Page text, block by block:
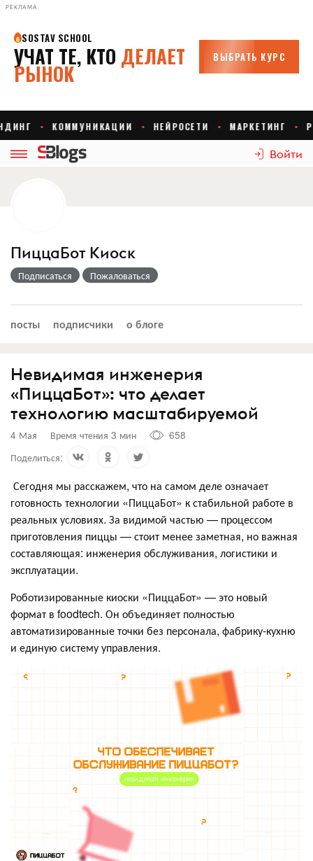
РЕКЛАМА
Войти
ПиццаБот Киоск
Подписаться Пожаловаться
посты подписчики о блоге
Невидимая инженерия
«ПиццаБот»: что делает
технологию масштабируемой
4 Мая Время чтения 3 мин
658
Поделиться:
Сегодня мы расскажем, что на самом деле означает
готовность технологии «ПиццаБот» к стабильной работе в
реальных условиях. За видимой частью — процессом
приготовления пиццы — стоит менее заметная, но важная
составляющая: инженерия обслуживания, логистики и
эксплуатации.
Роботизированные киоски «ПиццаБот» — это новый
формат в foodtech. Он объединяет полностью
автоматизированные точки без персонала, фабрику-кухню
и единую систему управления.